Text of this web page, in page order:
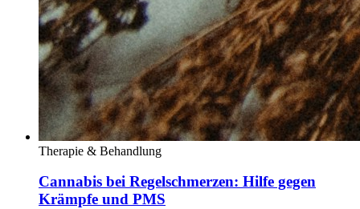
Therapie & Behandlung
Cannabis bei Regelschmerzen: Hilfe gegen
Krämpfe und PMS